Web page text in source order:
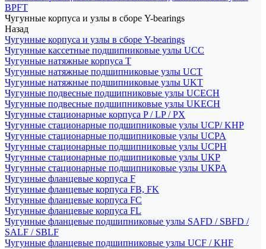
BPFT
Чугунные корпуса и узлы в сборе Y-bearings
Назад
Чугунные корпуса и узлы в сборе Y-bearings
Чугунные кассетные подшипниковые узлы UCC
Чугунные натяжные корпуса T
Чугунные натяжные подшипниковые узлы UCT
Чугунные натяжные подшипниковые узлы UKT
Чугунные подвесные подшипниковые узлы UCECH
Чугунные подвесные подшипниковые узлы UKECH
Чугунные стационарные корпуса P / LP / PX
Чугунные стационарные подшипниковые узлы UCP/ KHP
Чугунные стационарные подшипниковые узлы UCPA
Чугунные стационарные подшипниковые узлы UCPH
Чугунные стационарные подшипниковые узлы UKP
Чугунные стационарные подшипниковые узлы UKPA
Чугунные фланцевые корпуса F
Чугунные фланцевые корпуса FB, FK
Чугунные фланцевые корпуса FC
Чугунные фланцевые корпуса FL
Чугунные фланцевые подшипниковые узлы SAFD / SBFD /
SALF / SBLF
Чугунные фланцевые подшипниковые узлы UCF / KHF